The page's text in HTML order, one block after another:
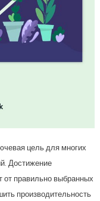
цель для многих
Достижение
от правильно выбранных
производительность